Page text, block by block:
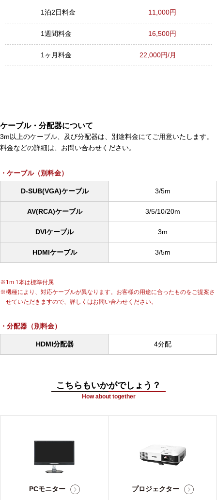
1泊2日料金 11,000円
1週間料金 16,500円
1ヶ月料金 22,000円/月
ケーブル・分配器について
3m以上のケーブル、及び分配器は、別途料金にてご用意いたします。
料金などの詳細は、お問い合わせください。
ケーブル（別料金）
D-SUB(VGA)ケーブル 3/5m
AV(RCA)ケーブル 3/5/10/20m
DVIケーブル 3m
HDMIケーブル 3/5m
1m 1本は標準付属
機種により、対応ケーブルが異なります。お客様の用途に合ったものをご提案さ
せていただきますので、詳しくはお問い合わせください。
分配器（別料金）
HDMI分配器 4分配
こちらもいかがでしょう？
How about together
PCモニター プロジェクター